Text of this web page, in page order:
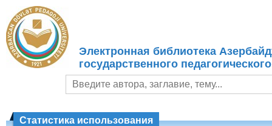
Электронная библиотека
государственного
Статистика использования